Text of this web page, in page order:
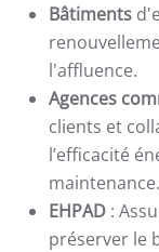
Bâtiments
l'affluence.
Agences
clients et
l’efficacité
maintenance.
EHPAD :
préserver le